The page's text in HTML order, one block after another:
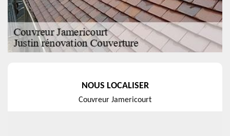
NOUS LOCALISER
Couvreur Jamericourt